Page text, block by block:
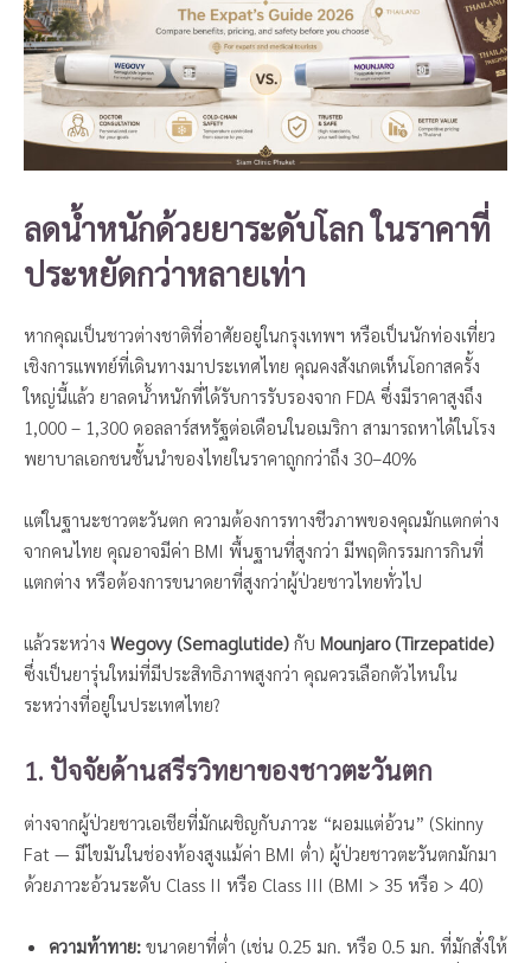
ลดน้ำหนักด้วยยาระดับโลก ในราคาที่
ประหยัดกว่าหลายเท่า
หากคุณเป็นชาวต่างชาติที่อาศัยอยู่ในกรุงเทพฯ หรือเป็นนักท่องเที่ยว
เชิงการแพทย์ที่เดินทางมาประเทศไทย คุณคงสังเกตเห็นโอกาสครั้ง
ใหญ่นี้แล้ว ยาลดน้ำหนักที่ได้รับการรับรองจาก FDA ซึ่งมีราคาสูงถึง
1,000 – 1,300 ดอลลาร์สหรัฐต่อเดือนในอเมริกา สามารถหาได้ในโรง
พยาบาลเอกชนชั้นนำของไทยในราคาถูกกว่าถึง 30–40%
แต่ในฐานะชาวตะวันตก ความต้องการทางชีวภาพของคุณมักแตกต่าง
จากคนไทย คุณอาจมีค่า BMI พื้นฐานที่สูงกว่า มีพฤติกรรมการกินที่
แตกต่าง หรือต้องการขนาดยาที่สูงกว่าผู้ป่วยชาวไทยทั่วไป
แล้วระหว่าง Wegovy (Semaglutide) กับ Mounjaro (Tirzepatide)
ซึ่งเป็นยารุ่นใหม่ที่มีประสิทธิภาพสูงกว่า คุณควรเลือกตัวไหนใน
ระหว่างที่อยู่ในประเทศไทย?
1. ปัจจัยด้านสรีรวิทยาของชาวตะวันตก
ต่างจากผู้ป่วยชาวเอเชียที่มักเผชิญกับภาวะ “ผอมแต่อ้วน” (Skinny
Fat — มีไขมันในช่องท้องสูงแม้ค่า BMI ต่ำ) ผู้ป่วยชาวตะวันตกมักมา
ด้วยภาวะอ้วนระดับ Class II หรือ Class III (BMI > 35 หรือ > 40)
ความท้าทาย: ขนาดยาที่ต่ำ (เช่น 0.25 มก. หรือ 0.5 มก. ที่มักสั่งให้